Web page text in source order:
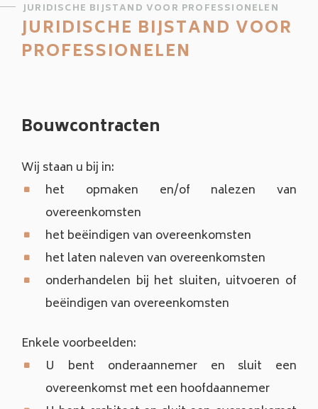
JURIDISCHE BIJSTAND VOOR PROFESSIONELEN
JURIDISCHE BIJSTAND VOOR
PROFESSIONELEN
Bouwcontracten
Wij staan u bij in:
het opmaken en/of nalezen van
overeenkomsten
het beëindigen van overeenkomsten
het laten naleven van overeenkomsten
onderhandelen bij het sluiten, uitvoeren of
beëindigen van overeenkomsten
Enkele voorbeelden:
U bent onderaannemer en sluit een
overeenkomst met een hoofdaannemer